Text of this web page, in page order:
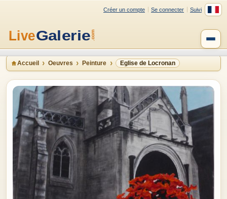
Créer un compte Se connecter Suivi
Accueil Oeuvres Peinture Eglise de Locronan